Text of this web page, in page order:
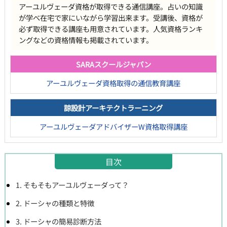
アーユルヴェーダ資格が取得できる通信講座。占いの知識
が学べ在宅で家にいながら学習出来ます。受講後、資格が
必ず取得できる講座も用意されています。人気資格ランキ
ングなどの資格情報も掲載されています。
SARAスクールジャパン
アーユルヴェーダ資格取得の通信教育講座
諒設計アーキテクトラーニング
アーユルヴェーダアドバイザーW資格取得講座
目次
1. そもそもアーユルヴェーダって？
2. ドーシャの種類と特徴
3. ドーシャの簡易診断方法